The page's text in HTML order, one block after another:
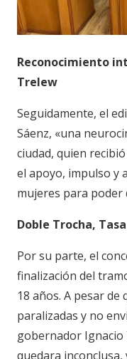
Reconocimiento
Trelew
Seguidamente, el
Sáenz, «una
ciudad, quien
el apoyo, impulso y
mujeres para poder
Doble Trocha,
Por su parte, el
finalización del
18 años. A pesar
paralizadas y no
gobernador
quedara